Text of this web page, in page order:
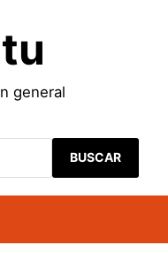
general
BUSCAR